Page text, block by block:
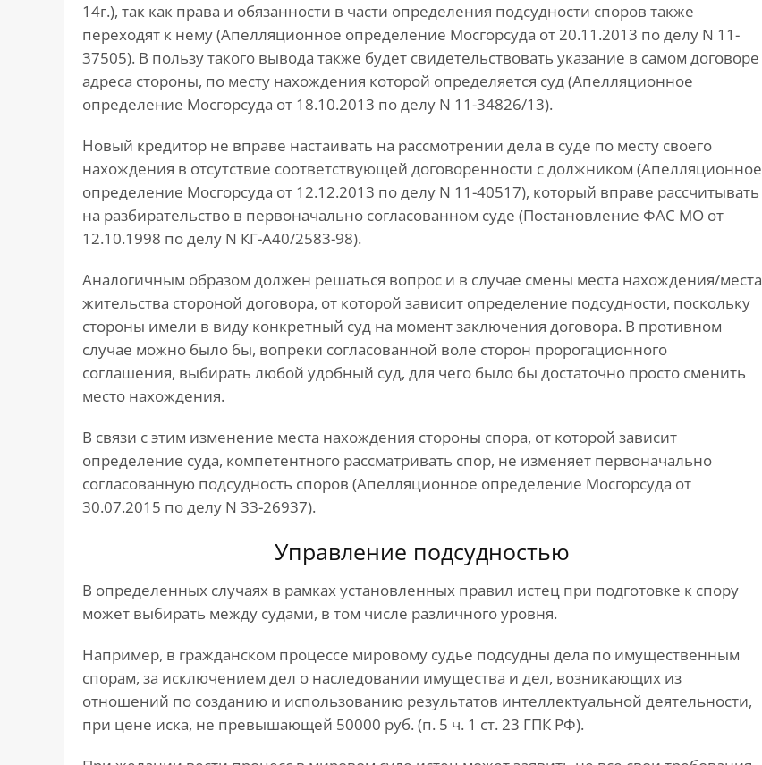
14г.), так как права и обязанности в части определения подсудности споров также
переходят к нему (Апелляционное определение Мосгорсуда от 20.11.2013 по делу N 11-
37505). В пользу такого вывода также будет свидетельствовать указание в самом договоре
адреса стороны, по месту нахождения которой определяется суд (Апелляционное
определение Мосгорсуда от 18.10.2013 по делу N 11-34826/13).
Новый кредитор не вправе настаивать на рассмотрении дела в суде по месту своего
нахождения в отсутствие соответствующей договоренности с должником (Апелляционное
определение Мосгорсуда от 12.12.2013 по делу N 11-40517), который вправе рассчитывать
на разбирательство в первоначально согласованном суде (Постановление ФАС МО от
12.10.1998 по делу N КГ-А40/2583-98).
Аналогичным образом должен решаться вопрос и в случае смены места нахождения/места
жительства стороной договора, от которой зависит определение подсудности, поскольку
стороны имели в виду конкретный суд на момент заключения договора. В противном
случае можно было бы, вопреки согласованной воле сторон пророгационного
соглашения, выбирать любой удобный суд, для чего было бы достаточно просто сменить
место нахождения.
В связи с этим изменение места нахождения стороны спора, от которой зависит
определение суда, компетентного рассматривать спор, не изменяет первоначально
согласованную подсудность споров (Апелляционное определение Мосгорсуда от
30.07.2015 по делу N 33-26937).
Управление подсудностью
В определенных случаях в рамках установленных правил истец при подготовке к спору
может выбирать между судами, в том числе различного уровня.
Например, в гражданском процессе мировому судье подсудны дела по имущественным
спорам, за исключением дел о наследовании имущества и дел, возникающих из
отношений по созданию и использованию результатов интеллектуальной деятельности,
при цене иска, не превышающей 50000 руб. (п. 5 ч. 1 ст. 23 ГПК РФ).